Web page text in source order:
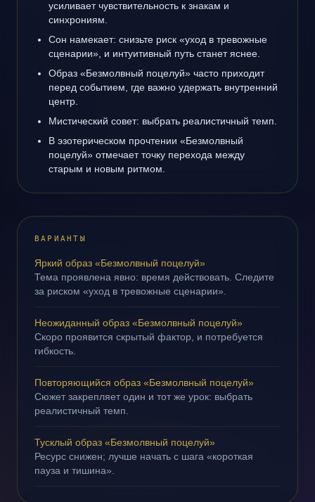
усиливает чувствительность к знакам и
синхрониям.
Сон намекает: снизьте риск «уход в тревожные
сценарии», и интуитивный путь станет яснее.
Образ «Безмолвный поцелуй» часто приходит
перед событием, где важно удержать внутренний
центр.
Мистический совет: выбрать реалистичный темп.
В эзотерическом прочтении «Безмолвный
поцелуй» отмечает точку перехода между
старым и новым ритмом.
ВАРИАНТЫ
Яркий образ «Безмолвный поцелуй»
Тема проявлена явно: время действовать. Следите
за риском «уход в тревожные сценарии».
Неожиданный образ «Безмолвный поцелуй»
Скоро проявится скрытый фактор, и потребуется
гибкость.
Повторяющийся образ «Безмолвный поцелуй»
Сюжет закрепляет один и тот же урок: выбрать
реалистичный темп.
Тусклый образ «Безмолвный поцелуй»
Ресурс снижен; лучше начать с шага «короткая
пауза и тишина».